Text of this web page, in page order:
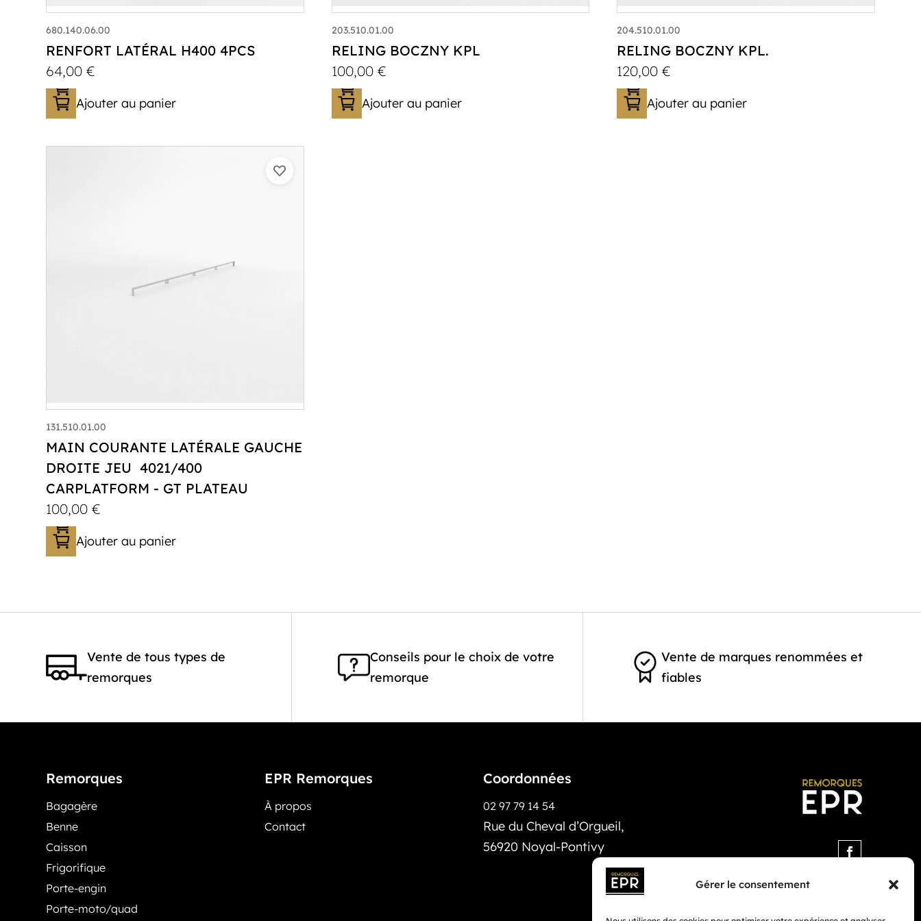
Gérer le consentement
680.140.06.00
RENFORT LATÉRAL H400 4PCS
64,00€
Ajouter au panier
203.510.01.00
RELING BOCZNY KPL
100,00 €
Ajouter au panier
204.510.01.00
RELING BOCZNY KPL.
120,00€
Ajouter au panier
131.510.01.00
MAIN COURANTE LATÉRALE GAUCHE
DROITE JEU 4021/400
CARPLATFORM - GT PLATEAU
100,00€
Ajouter au panier
Vente de tous types de
remorques
Conseils pour le choix de votre
remorque
Vente de marques renommées et
fiables
Remorques
Bagagère
Benne
Caisson
Frigorifique
Porte-engin
Porte-moto/quad
EPR Remorques
À propos
Contact
Coordonnées
02 97 79 14 54
Rue du Cheval d’Orgueil,
56920 Noyal-Pontivy